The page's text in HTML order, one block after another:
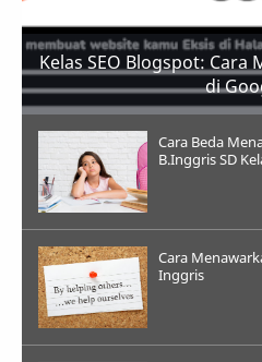
Kelas SEO Blogspot: Cara
di
Cara Beda
B.Inggris SD
Cara
Inggris